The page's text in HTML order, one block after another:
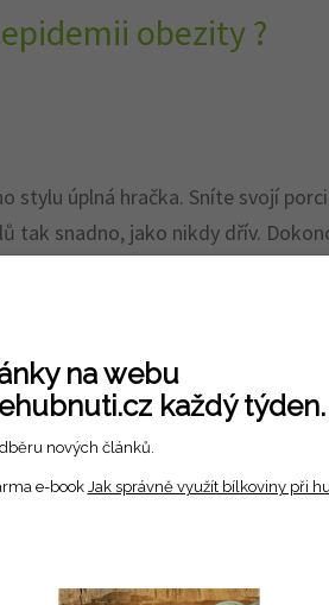
obezity ?
úplná hračka. Sníte svojí
tak snadno, jako nikdy dřív.
i ne. Lépe řečeno: To, co z léku
si nepočkáte až tahle skupina
Ukázalo se ale, že kromě
což znamená, že s
vyprazdňování žaludku.
jídla se tak pomaleji
neklesá. Na to ale nesmí ti, kdo
na webu
každý týden.
nových článků.
e-bookJak správně využít bílkoviny při